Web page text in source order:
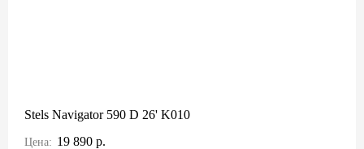
Stels Navigator 590 D 26' K010
Цена: 19 890 р.